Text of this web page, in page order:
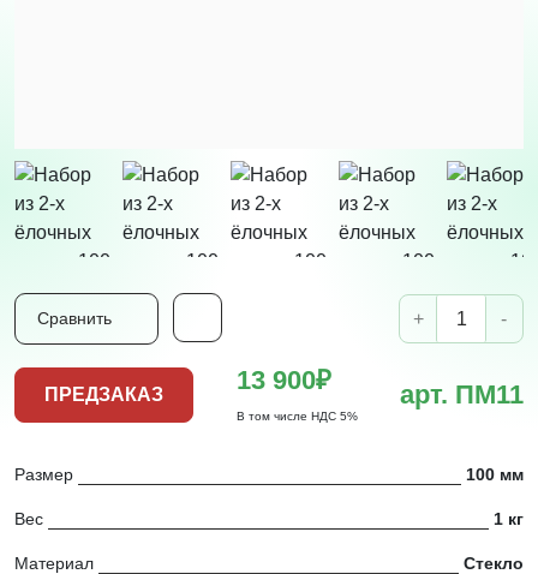
Сравнить + -
ПРЕДЗАКАЗ 13 900₽
В том числе НДС 5%
арт. ПМ11
Размер 100 мм
Вес 1 кг
Материал Стекло